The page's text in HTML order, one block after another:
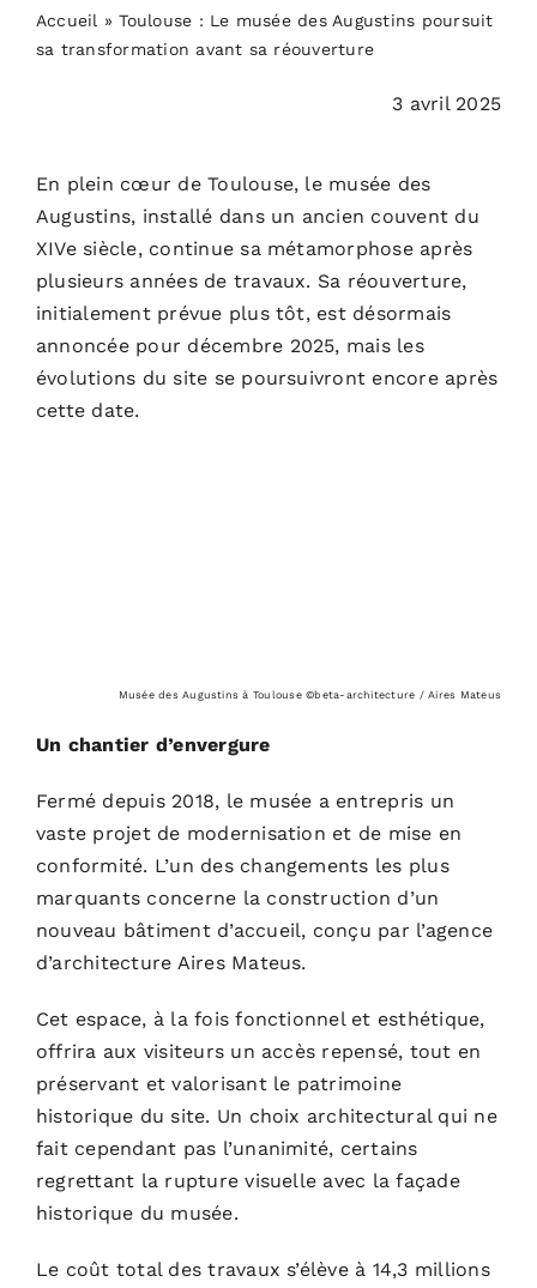
Accueil »Toulouse : Le musée des Augustins poursuit
sa transformation avant sa réouverture
3 avril 2025
En plein cœur de Toulouse, le musée des
Augustins, installé dans un ancien couvent du
XIVe siècle, continue sa métamorphose après
plusieurs années de travaux. Sa réouverture,
initialement prévue plus tôt, est désormais
annoncée pour décembre 2025, mais les
évolutions du site se poursuivront encore après
cette date.
Musée des Augustins à Toulouse ©beta-architecture / Aires Mateus
Un chantier d’envergure
Fermé depuis 2018, le musée a entrepris un
vaste projet de modernisation et de mise en
conformité. L’un des changements les plus
marquants concerne la construction d’un
nouveau bâtiment d’accueil, conçu par l’agence
d’architecture Aires Mateus.
Cet espace, à la fois fonctionnel et esthétique,
offrira aux visiteurs un accès repensé, tout en
préservant et valorisant le patrimoine
historique du site. Un choix architectural qui ne
fait cependant pas l’unanimité, certains
regrettant la rupture visuelle avec la façade
historique du musée.
Le coût total des travaux s’élève à 14,3 millions
PODCASTS
S’ABONNER
CONTACT